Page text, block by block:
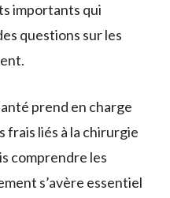
importants qui
questions sur les
prend en charge
frais liés à la chirurgie
comprendre les
s’avère essentiel